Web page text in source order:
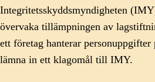
Integritetsskyddsmyndigheten
övervaka tillämpningen av
ett företag hanterar
lämna in ett klagomål till IMY.